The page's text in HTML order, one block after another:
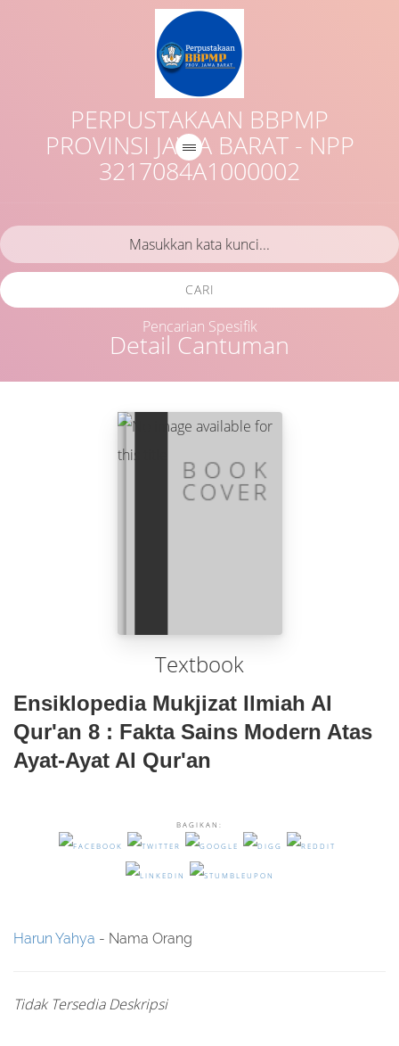
PERPUSTAKAAN BBPMP
PROVINSI JAWA BARAT - NPP
3217084A1000002
Detail Cantuman
CARI
Pencarian Spesifik
Textbook
Ensiklopedia Mukjizat Ilmiah Al
Qur'an 8 : Fakta Sains Modern Atas
Ayat-Ayat Al Qur'an
BAGIKAN:
Harun Yahya - Nama Orang
Tidak Tersedia Deskripsi